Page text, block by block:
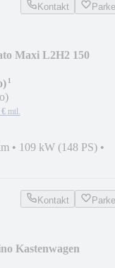
Kontakt
Maxi L2H2 150
¹
€ mtl.
• 109 kW (148 PS) •
Kontakt
Kastenwagen